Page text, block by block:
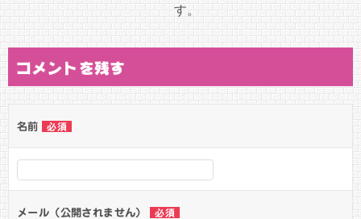
す。
コメントを残す
名前 必須
メール（公開されません） 必須